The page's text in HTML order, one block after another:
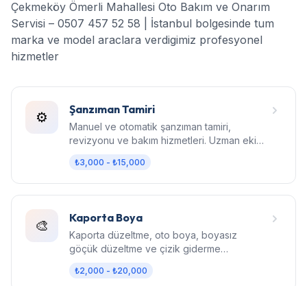
Çekmeköy Ömerli Mahallesi Oto Bakım ve Onarım
Servisi – 0507 457 52 58 | İstanbul bolgesinde tum
marka ve model araclara verdigimiz profesyonel
hizmetler
⚙️ Şanzıman Tamiri
Manuel ve otomatik şanzıman tamiri,
revizyonu ve bakım hizmetleri. Uzman ekip,
₺3,000 - ₺15,000
🎨 Kaporta Boya
Kaporta düzeltme, oto boya, boyasız
göçük düzeltme ve çizik giderme
₺2,000 - ₺20,000